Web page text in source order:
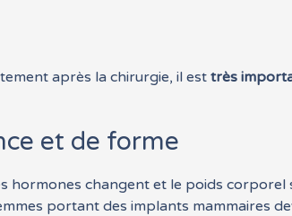
après la chirurgie, il esttrès
et de forme
hormones changent et le poids
portant des implants mammaires